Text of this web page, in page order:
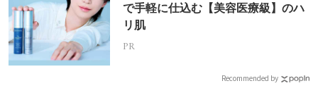
で手軽に仕込む【美容医療級】のハ
リ肌
PR
Recommended by